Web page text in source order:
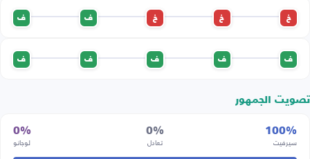
خ خ خ ف ف
ف ف ف ف ف
تصويت الجمهور
100%
سيرفيت
0%
تعادل
0%
لوجانو